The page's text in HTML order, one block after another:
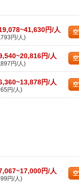
円/人
円/人)
円/人
円/人)
円/人
円/人)
円/人
円/人)